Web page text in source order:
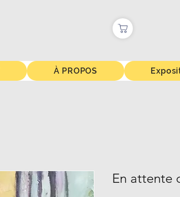
À PROPOS
En attente